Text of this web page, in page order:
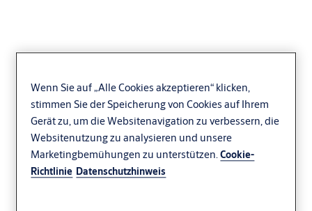
Wenn Sie auf „Alle Cookies akzeptieren“ klicken,
stimmen Sie der Speicherung von Cookies auf Ihrem
Gerät zu, um die Websitenavigation zu verbessern, die
Websitenutzung zu analysieren und unsere
Marketingbemühungen zu unterstützen.Cookie-
Richtlinie Datenschutzhinweis